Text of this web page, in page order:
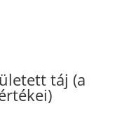
táj (a